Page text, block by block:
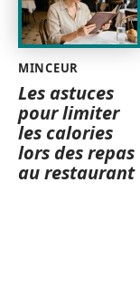
MINCEUR
Les astuces
pour limiter
les calories
lors des repas
au restaurant